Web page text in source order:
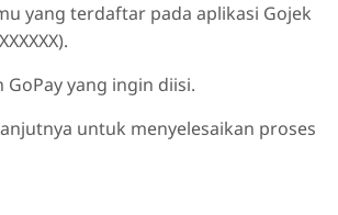
yang terdaftar pada aplikasi Gojek
yang ingin diisi.
untuk menyelesaikan proses